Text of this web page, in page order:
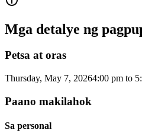
Mga detalye ng
Petsa at oras
Thursday, May 7, 20264:00 pm to
Paano makilahok
Sa personal